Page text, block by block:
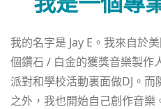
我的名字是 Jay E。我來自於
個鑽石 / 白金的獲獎音樂製作
派對和學校活動裏面做DJ。而
之外，我也開始自己創作音樂